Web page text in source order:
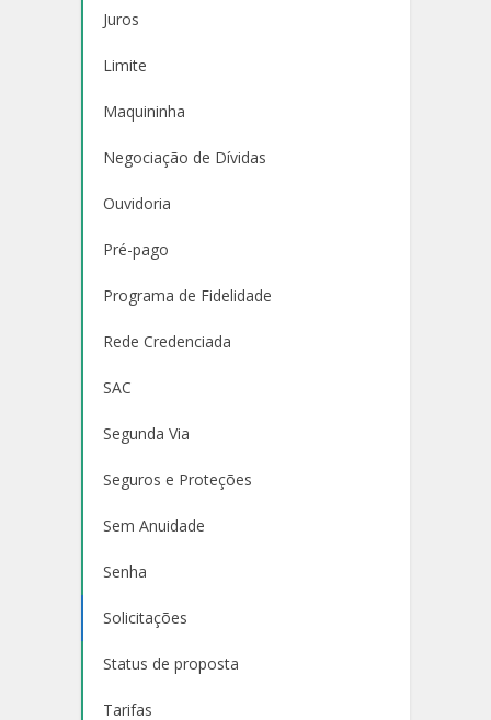
Juros
Limite
Maquininha
Negociação de Dívidas
Ouvidoria
Pré-pago
Programa de Fidelidade
Rede Credenciada
SAC
Segunda Via
Seguros e Proteções
Sem Anuidade
Senha
Solicitações
Status de proposta
Tarifas